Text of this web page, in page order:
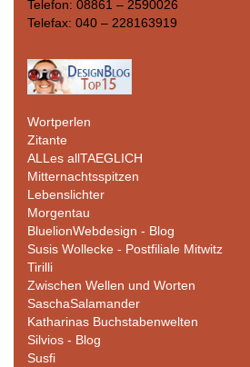
Telefon: 08861 – 2590026
Telefax: 040 – 228163919
Wortperlen
Zitante
ALLes allTAEGLICH
Mitternachtsspitzen
Lebenslichter
Morgentau
BluelionWebdesign - Blog
Susis Wollecke - Postfiliale Mitwitz
Tirilli
Zwischen Wellen und Worten
SaschaSalamander
Katharinas Buchstabenwelten
Silvios - Blog
Susfi